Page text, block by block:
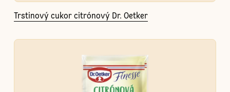
Trstinový cukor citrónový Dr. Oetker